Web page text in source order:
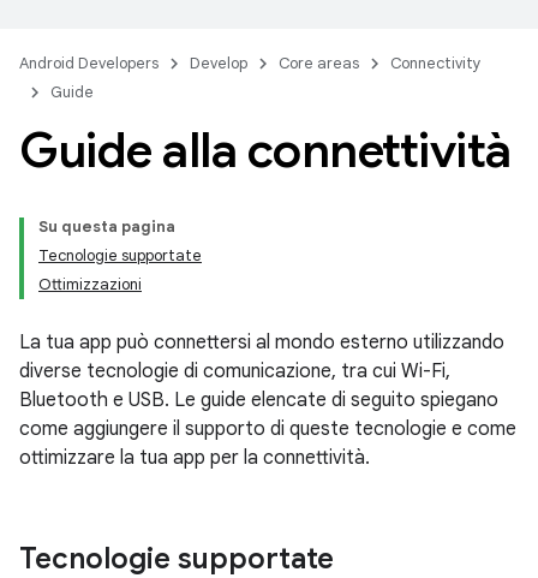
Android Developers Develop Core areas
Connectivity
Guide
Guide alla connettività
Su questa pagina
Tecnologie supportate
Ottimizzazioni
La tua app può connettersi al mondo esterno utilizzando
diverse tecnologie di comunicazione, tra cui Wi-Fi,
Bluetooth e USB. Le guide elencate di seguito spiegano
come aggiungere il supporto di queste tecnologie e come
ottimizzare la tua app per la connettività.
Tecnologie supportate